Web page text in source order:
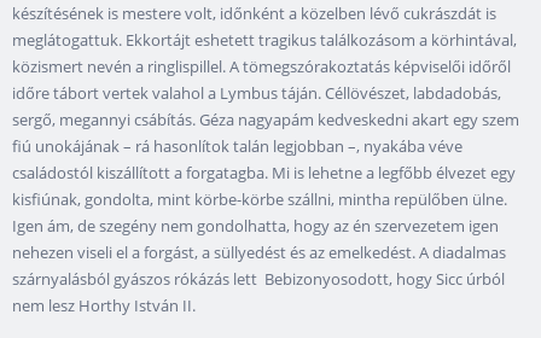
készítésének is mestere volt, időnként a közelben lévő cukrászdát is
meglátogattuk. Ekkortájt eshetett tragikus találkozásom a körhintával,
közismert nevén a ringlispillel. A tömegszórakoztatás képviselői időről
időre tábort vertek valahol a Lymbus táján. Céllövészet, labdadobás,
sergő, megannyi csábítás. Géza nagyapám kedveskedni akart egy szem
fiú unokájának – rá hasonlítok talán legjobban –, nyakába véve
családostól kiszállított a forgatagba. Mi is lehetne a legfőbb élvezet egy
kisfiúnak, gondolta, mint körbe-körbe szállni, mintha repülőben ülne.
Igen ám, de szegény nem gondolhatta, hogy az én szervezetem igen
nehezen viseli el a forgást, a süllyedést és az emelkedést. A diadalmas
szárnyalásból gyászos rókázás lett Bebizonyosodott, hogy Sicc úrból
nem lesz Horthy István II.